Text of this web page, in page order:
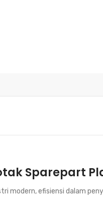
Sparepart
modern, efisiensi dalam